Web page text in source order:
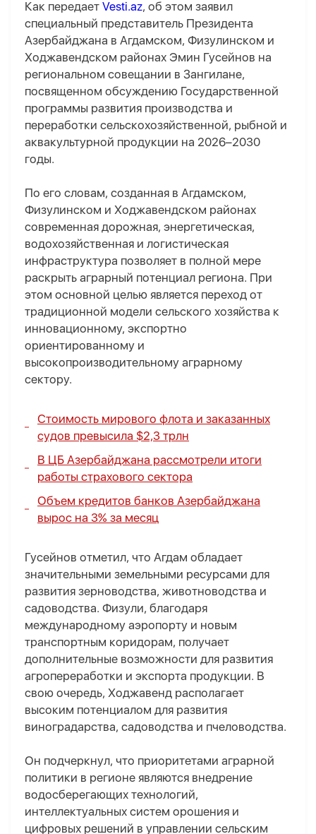
Как передает Vesti.az, об этом заявил
специальный представитель Президента
Азербайджана в Агдамском, Физулинском и
Ходжавендском районах Эмин Гусейнов на
региональном совещании в Зангилане,
посвященном обсуждению Государственной
программы развития производства и
переработки сельскохозяйственной, рыбной и
аквакультурной продукции на 2026–2030
годы.
По его словам, созданная в Агдамском,
Физулинском и Ходжавендском районах
современная дорожная, энергетическая,
водохозяйственная и логистическая
инфраструктура позволяет в полной мере
раскрыть аграрный потенциал региона. При
этом основной целью является переход от
традиционной модели сельского хозяйства к
инновационному, экспортно
ориентированному и
высокопроизводительному аграрному
сектору.
Стоимость мирового флота и заказанных
судов превысила $2,3 трлн
В ЦБ Азербайджана рассмотрели итоги
работы страхового сектора
Объем кредитов банков Азербайджана
вырос на 3% за месяц
Гусейнов отметил, что Агдам обладает
значительными земельными ресурсами для
развития зерноводства, животноводства и
садоводства. Физули, благодаря
международному аэропорту и новым
транспортным коридорам, получает
дополнительные возможности для развития
агропереработки и экспорта продукции. В
свою очередь, Ходжавенд располагает
высоким потенциалом для развития
виноградарства, садоводства и пчеловодства.
Он подчеркнул, что приоритетами аграрной
политики в регионе являются внедрение
водосберегающих технологий,
интеллектуальных систем орошения и
цифровых решений в управлении сельским